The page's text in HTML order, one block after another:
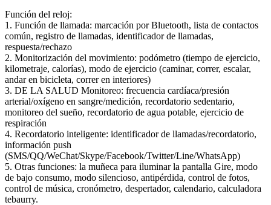
Función del reloj:
1. Función de llamada: marcación por Bluetooth, lista de contactos
común, registro de llamadas, identificador de llamadas,
respuesta/rechazo
2. Monitorización del movimiento: podómetro (tiempo de ejercicio,
kilometraje, calorías), modo de ejercicio (caminar, correr, escalar,
andar en bicicleta, correr en interiores)
3. DE LA SALUD Monitoreo: frecuencia cardíaca/presión
arterial/oxígeno en sangre/medición, recordatorio sedentario,
monitoreo del sueño, recordatorio de agua potable, ejercicio de
respiración
4. Recordatorio inteligente: identificador de llamadas/recordatorio,
información push
(SMS/QQ/WeChat/Skype/Facebook/Twitter/Line/WhatsApp)
5. Otras funciones: la muñeca para iluminar la pantalla Gire, modo
de bajo consumo, modo silencioso, antipérdida, control de fotos,
control de música, cronómetro, despertador, calendario, calculadora
tebaurry.